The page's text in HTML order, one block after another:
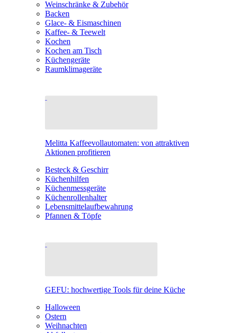
Weinschränke & Zubehör
Backen
Glace- & Eismaschinen
Kaffee- & Teewelt
Kochen
Kochen am Tisch
Küchengeräte
Raumklimageräte
Melitta Kaffeevollautomaten: von attraktiven
Aktionen profitieren
Besteck & Geschirr
Küchenhilfen
Küchenmessgeräte
Küchenrollenhalter
Lebensmittelaufbewahrung
Pfannen & Töpfe
GEFU: hochwertige Tools für deine Küche
Halloween
Ostern
Weihnachten